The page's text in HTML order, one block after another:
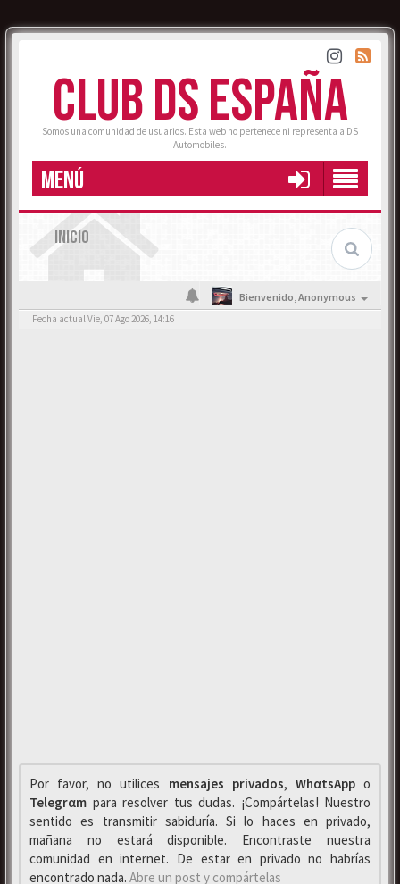
CLUB DS ESPAÑA
Somos una comunidad de usuarios. Esta web no pertenece ni representa a DS
Automobiles.
MENÚ
INICIO
Bienvenido,Anonymous
Fecha actual Vie, 07 Ago 2026, 14:16
Por favor, no utilices mensajes privados, WhαtsAppo
Telegrαm para resolver tus dudas. ¡Compártelas! Nuestro
sentido es transmitir sabiduría. Si lo haces en privado,
mañana no estará disponible. Encontraste nuestra
comunidad en internet. De estar en privado no habrías
encontrado nada. Abre un post y compártelas